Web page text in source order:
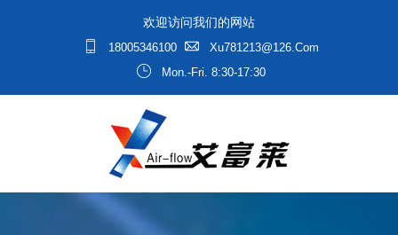
欢迎访问我们的网站
18005346100
Xu781213@126.com
Mon.-Fri. 8:30-17:30